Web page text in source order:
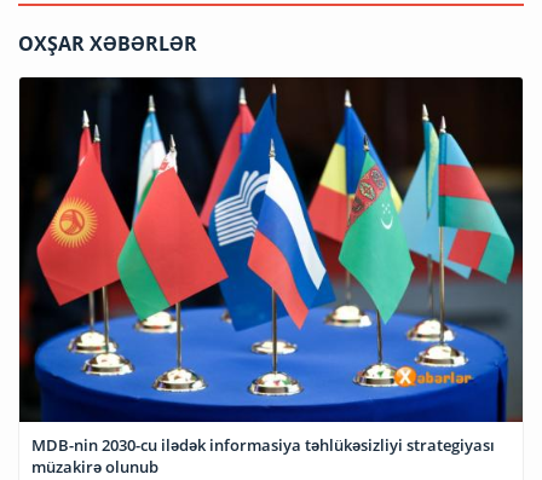
OXŞAR XƏBƏRLƏR
MDB-nin 2030-cu ilədək informasiya təhlükəsizliyi strategiyası
müzakirə olunub